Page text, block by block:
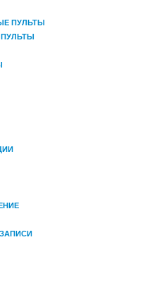
ПУЛЬТЫ